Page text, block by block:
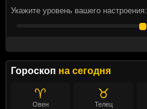
Укажите уровень вашего настроения:
Гороскоп на сегодня
♈
Овен
♉
Телец